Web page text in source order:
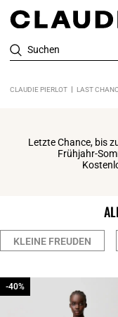
Suchen
CLAUDIE PIERLOT LAST
Letzte Chance, bis
Frühjahr-
KLEINE FREUDEN
-40%
-40%